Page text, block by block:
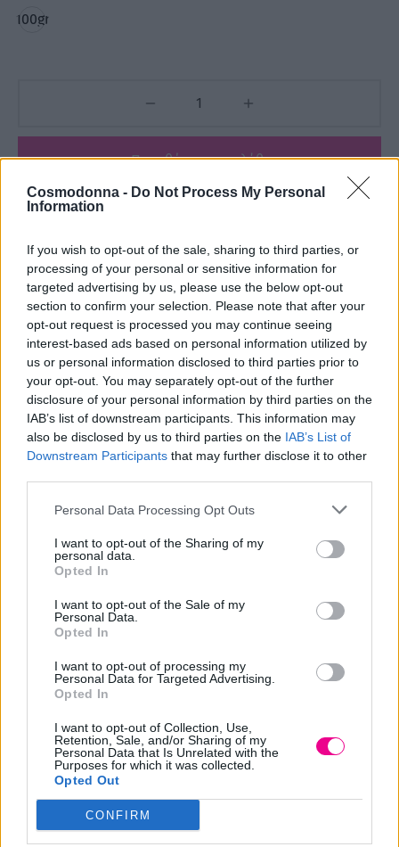
Cosmodonna - Do Not Process My Personal
Information
If you wish to opt-out of the sale, sharing to third parties, or
processing of your personal or sensitive information for
targeted advertising by us, please use the below opt-out
section to confirm your selection. Please note that after your
opt-out request is processed you may continue seeing
interest-based ads based on personal information utilized by
us or personal information disclosed to third parties prior to
your opt-out. You may separately opt-out of the further
disclosure of your personal information by third parties on the
IAB’s list of downstream participants. This information may
also be disclosed by us to third parties on the IAB’s List of
Downstream Participants that may further disclose it to other
Personal Data Processing Opt Outs
I want to opt-out of the Sharing of my
personal data.
Opted In
I want to opt-out of the Sale of my
Personal Data.
Opted In
I want to opt-out of processing my
Personal Data for Targeted Advertising.
Opted In
I want to opt-out of Collection, Use,
Retention, Sale, and/or Sharing of my
Personal Data that Is Unrelated with the
Purposes for which it was collected.
Opted Out
CONFIRM
100gr
Προσθήκη στο καλάθι
Κωδικός προϊόντος:
Μ/Δ
Κατηγορίες: FRAMAR, Αναλώσιμα , Βούρτσες - Χτένες,
ΕΙΔΗ ΚΟΜΜΩΤΗΡΙΟΥ, ΕΤΑΙΡΕΙΕΣ, ΧΤΕΝΕΣ-ΒΟΥΡΣΕΣ
Share
ΒΟΥΡΤΣΑ MARIGOLD GARDEN PARTY FRAMAR 31051
Βουρτσίστε τα βρεγμένα ή στεγνά μαλλιά με ευκολία.
Ξεμπερδεύει χωρίς κόπο ακόμα και τους πιο επίμονους
Ιδανικό για όλους τους τύπους μαλλιών. Φιλικό για
επέκταση και περούκα.
Σχετικά προϊόντα